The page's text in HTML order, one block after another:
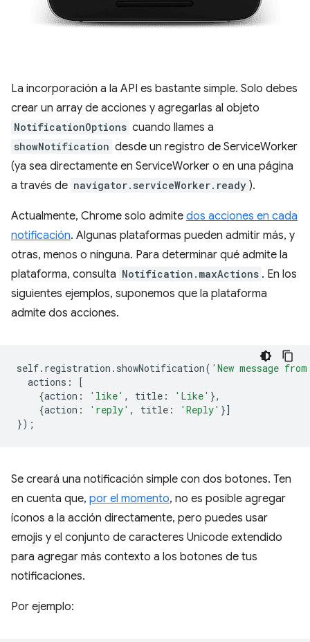
La incorporación a la API es bastante simple. Solo debes
crear un array de acciones y agregarlas al objeto
NotificationOptions cuando llames a
showNotification desde un registro de ServiceWorker
(ya sea directamente en ServiceWorker o en una página
a través de navigator.serviceWorker.ready ).
Actualmente, Chrome solo admite dos acciones en cada
notificación. Algunas plataformas pueden admitir más, y
otras, menos o ninguna. Para determinar qué admite la
plataforma, consulta Notification.maxActions . En los
siguientes ejemplos, suponemos que la plataforma
admite dos acciones.
self. registration . showNotification( 'New message
actions :
[
{action : 'like' , title : 'Like' },
{action : 'reply' , title : 'Reply' }]
});
Se creará una notificación simple con dos botones. Ten
en cuenta que, por el momento, no es posible agregar
íconos a la acción directamente, pero puedes usar
emojis y el conjunto de caracteres Unicode extendido
para agregar más contexto a los botones de tus
notificaciones.
Por ejemplo: